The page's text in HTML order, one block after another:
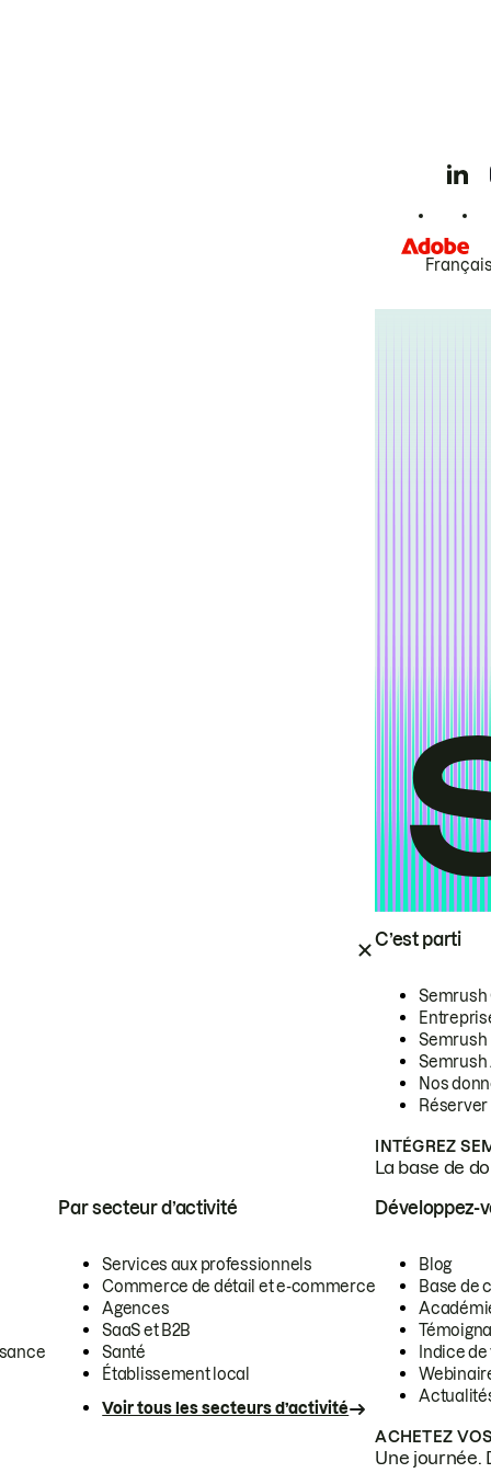
C’est parti
Semrush
Semrush
Semrush
Nos
INTÉGREZ
La base de
Par secteur d’activité
Services aux professionnels
Commerce de détail et e-commerce
Agences
SaaS et B2B
Santé
Établissement local
Voir tous les secteurs d’activité
Développez-
Blog
Base de
Indice
ACHETEZ
Une journée.